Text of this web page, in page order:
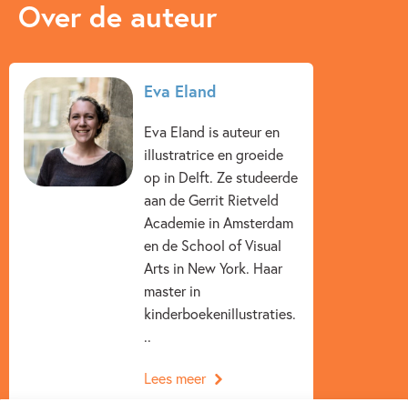
Over de auteur
Eva Eland
Eva Eland is auteur en
illustratrice en groeide
op in Delft. Ze studeerde
aan de Gerrit Rietveld
Academie in Amsterdam
en de School of Visual
Arts in New York. Haar
master in
kinderboekenillustraties.
..
Lees meer